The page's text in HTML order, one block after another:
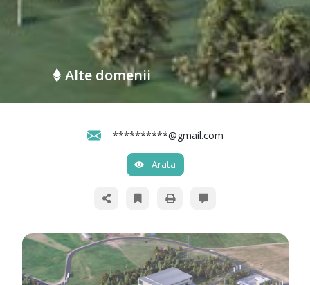
Alte domenii
**********@gmail.com
Arata